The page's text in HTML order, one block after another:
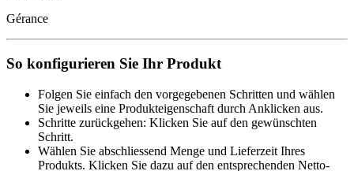
Gérance
So konfigurieren Sie Ihr Produkt
Folgen Sie einfach den vorgegebenen Schritten und wählen
Sie jeweils eine Produkteigenschaft durch Anklicken aus.
Schritte zurückgehen: Klicken Sie auf den gewünschten
Schritt.
Wählen Sie abschliessend Menge und Lieferzeit Ihres
Produkts. Klicken Sie dazu auf den entsprechenden Netto-